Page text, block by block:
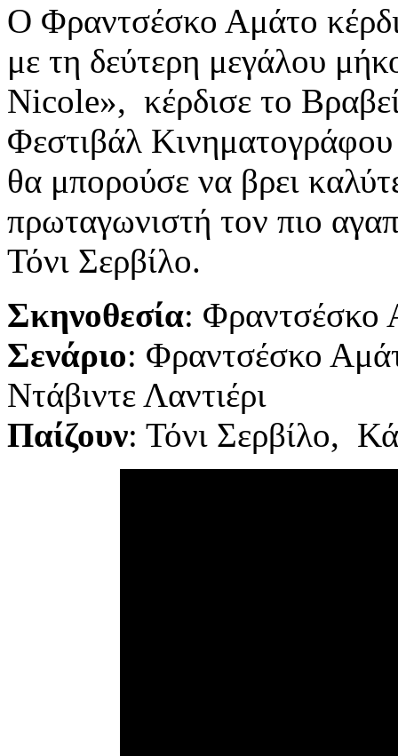
Ο Φραντσέσκο Αμάτο
με τη δεύτερη μεγάλου
Nicole», κέρδισε το
Φεστιβάλ
θα μπορούσε να βρει
πρωταγωνιστή τον πιο
Τόνι Σερβίλο.
Σκηνοθεσία: Φραντσέσκο
Σενάριο: Φραντσέσκο
Ντάβιντε Λαντιέρι
Παίζουν: Τόνι Σερβίλο,